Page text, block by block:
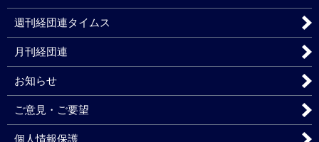
週刊経団連タイムス
月刊経団連
お知らせ
ご意見・ご要望
個人情報保護